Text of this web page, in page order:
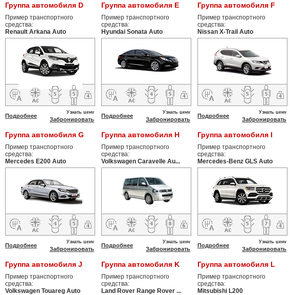
Группа автомобиля D
Пример транспортного
средства:
Renault Arkana Auto
Подробнее
Узнать цену
Забронировать
Группа автомобиля E
Пример транспортного
средства:
Hyundai Sonata Auto
Подробнее
Узнать цену
Забронировать
Группа автомобиля F
Пример транспортного
средства:
Nissan X-Trail Auto
Подробнее
Узнать цену
Забронировать
Группа автомобиля G
Пример транспортного
средства:
Mercedes E200 Auto
Подробнее
Узнать цену
Забронировать
Группа автомобиля H
Пример транспортного
средства:
Volkswagen Caravelle Au...
Подробнее
Узнать цену
Забронировать
Группа автомобиля I
Пример транспортного
средства:
Mercedes-Benz GLS Auto
Подробнее
Узнать цену
Забронировать
Группа автомобиля J
Пример транспортного
средства:
Volkswagen Touareg Auto
Группа автомобиля K
Пример транспортного
средства:
Land Rover Range Rover ...
Группа автомобиля L
Пример транспортного
средства:
Mitsubishi L200